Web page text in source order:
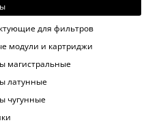
для фильтров
модули и картриджи
магистральные
латунные
чугунные